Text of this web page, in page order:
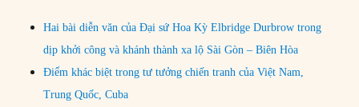
Hai bài diễn văn của Đại sứ Hoa Kỳ Elbridge Durbrow trong
dịp khởi công và khánh thành xa lộ Sài Gòn – Biên Hòa
Điểm khác biệt trong tư tưởng chiến tranh của Việt Nam,
Trung Quốc, Cuba